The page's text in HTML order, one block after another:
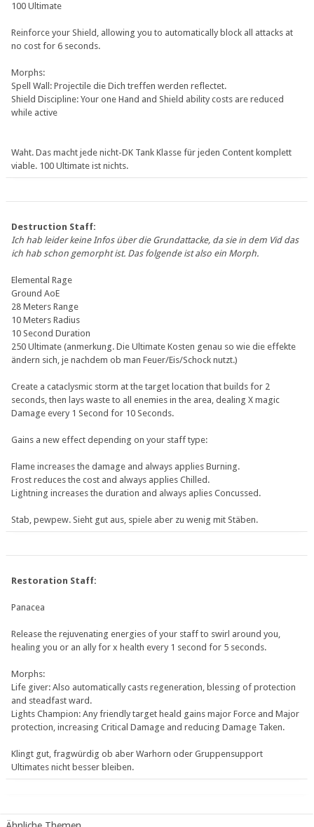
100 Ultimate
Reinforce your Shield, allowing you to automatically block all attacks at
no cost for 6 seconds.
Morphs:
Spell Wall: Projectile die Dich treffen werden reflectet.
Shield Discipline: Your one Hand and Shield ability costs are reduced
while active
Waht. Das macht jede nicht-DK Tank Klasse für jeden Content komplett
viable. 100 Ultimate ist nichts.
Destruction Staff:
Ich hab leider keine Infos über die Grundattacke, da sie in dem Vid das
ich hab schon gemorpht ist. Das folgende ist also ein Morph.
Elemental Rage
Ground AoE
28 Meters Range
10 Meters Radius
10 Second Duration
250 Ultimate (anmerkung. Die Ultimate Kosten genau so wie die effekte
ändern sich, je nachdem ob man Feuer/Eis/Schock nutzt.)
Create a cataclysmic storm at the target location that builds for 2
seconds, then lays waste to all enemies in the area, dealing X magic
Damage every 1 Second for 10 Seconds.
Gains a new effect depending on your staff type:
Flame increases the damage and always applies Burning.
Frost reduces the cost and always applies Chilled.
Lightning increases the duration and always aplies Concussed.
Stab, pewpew. Sieht gut aus, spiele aber zu wenig mit Stäben.
Restoration Staff:
Panacea
Release the rejuvenating energies of your staff to swirl around you,
healing you or an ally for x health every 1 second for 5 seconds.
Morphs:
Life giver: Also automatically casts regeneration, blessing of protection
and steadfast ward.
Lights Champion: Any friendly target heald gains major Force and Major
protection, increasing Critical Damage and reducing Damage Taken.
Klingt gut, fragwürdig ob aber Warhorn oder Gruppensupport
Ultimates nicht besser bleiben.